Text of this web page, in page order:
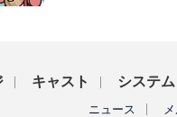
キャスト システム
ニュース